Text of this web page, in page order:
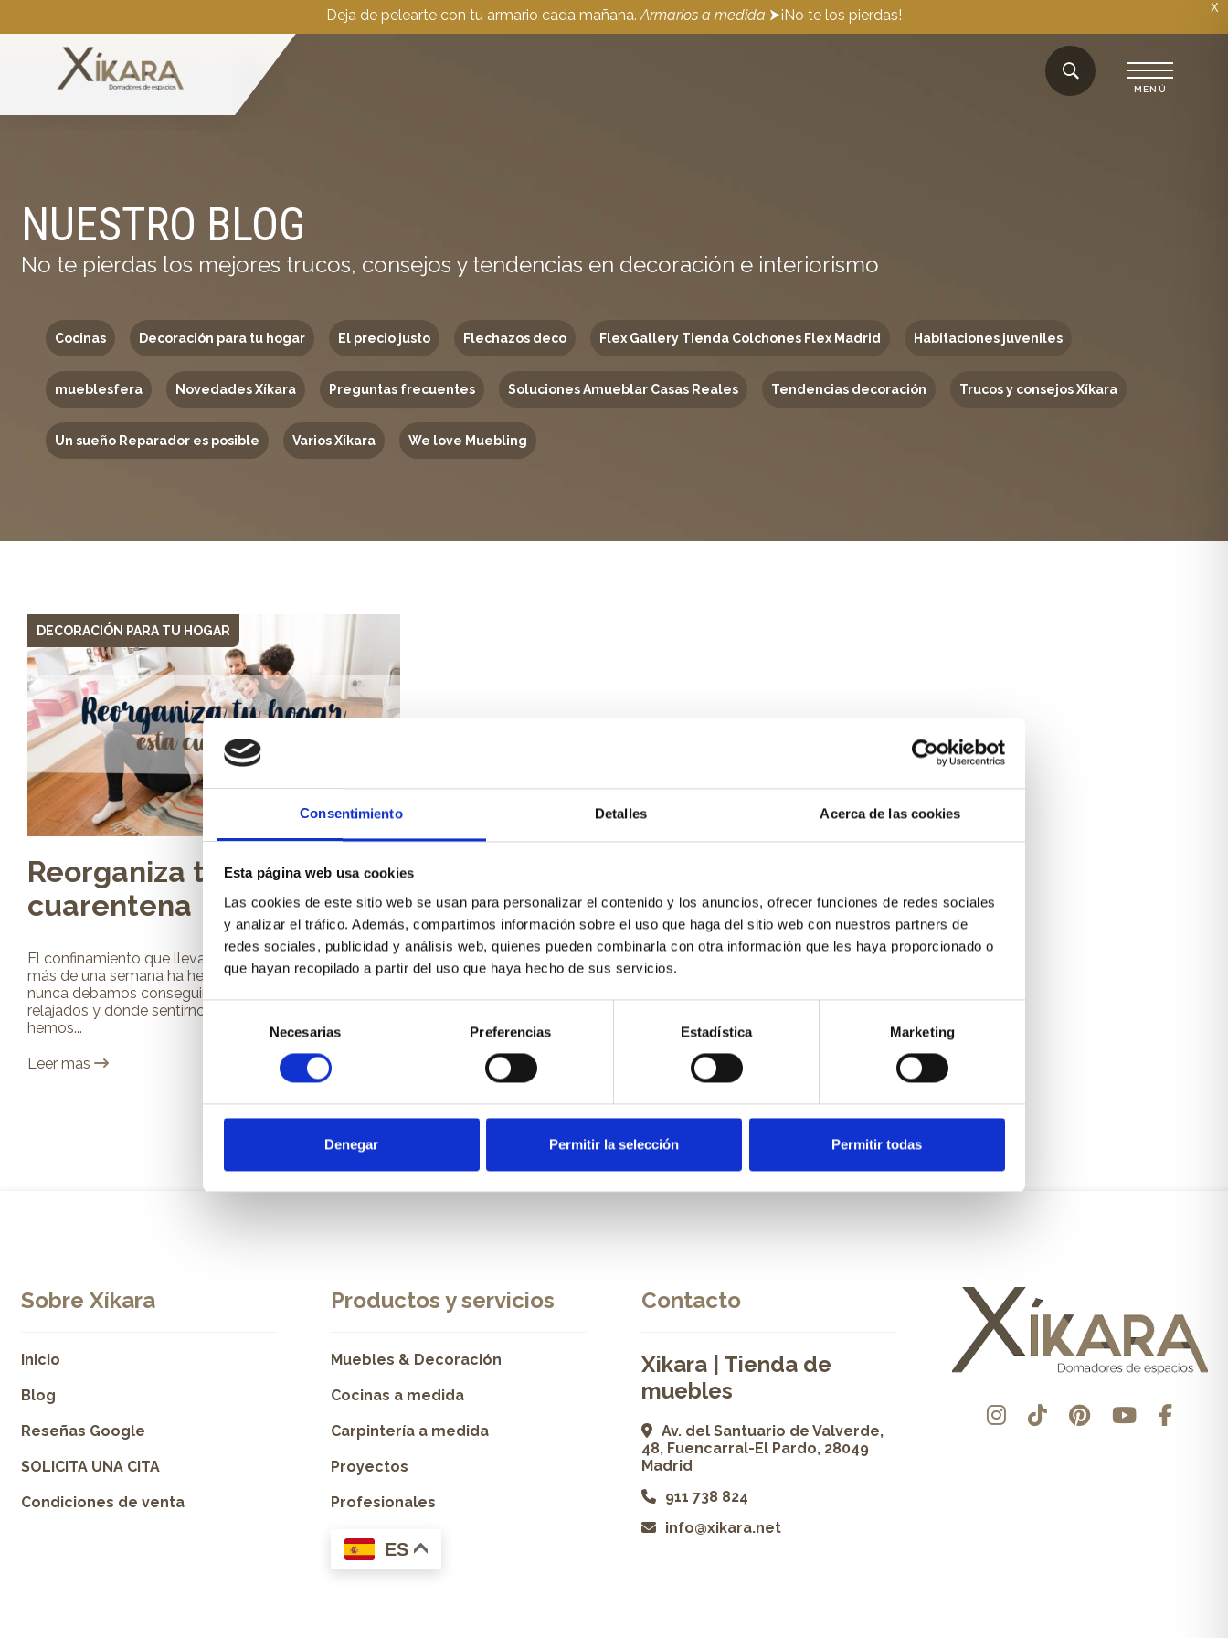
Consentimiento Detalles Acerca de las cookies
Esta página web usa cookies
Las cookies de este sitio web se usan para personalizar el contenido y los anuncios, ofrecer funciones de redes sociales
y analizar el tráfico. Además, compartimos información sobre el uso que haga del sitio web con nuestros partners de
redes sociales, publicidad y análisis web, quienes pueden combinarla con otra información que les haya proporcionado o
que hayan recopilado a partir del uso que haya hecho de sus servicios.
Selección
consentimiento
Necesarias Preferencias Estadística Marketing
Denegar Permitir la selección Permitir todas
X
Deja de pelearte con tu armario cada mañana. Armarios a medida ⮞¡No te los pierdas!
NUESTRO BLOG
No te pierdas los mejores trucos, consejos y tendencias en decoración e interiorismo
Cocinas Decoración para tu hogar El precio justo Flechazos deco Flex Gallery Tienda Colchones Flex Madrid Habitaciones juveniles
mueblesfera Novedades Xíkara Preguntas frecuentes Soluciones Amueblar Casas Reales Tendencias decoración Trucos y consejos Xíkara
Un sueño Reparador es posible Varios Xíkara We love Muebling
DECORACIÓN PARA TU HOGAR
Reorganiza tu hogar esta
cuarentena
El confinamiento que llevamos a cabo desde hace
más de una semana ha hecho que ahora más que
nunca debamos conseguir espacios cómodos,
relajados y dónde sentirnos súper a gusto. Hoy
hemos...
Leer más
Sobre Xíkara
Inicio
Blog
Reseñas Google
SOLICITA UNA CITA
Condiciones de venta
Productos y servicios
Muebles & Decoración
Cocinas a medida
Carpintería a medida
Proyectos
Profesionales
ES
Contacto
Xikara | Tienda de
muebles
Av. del Santuario de Valverde,
48, Fuencarral-El Pardo, 28049
Madrid
911 738 824
info@xikara.net